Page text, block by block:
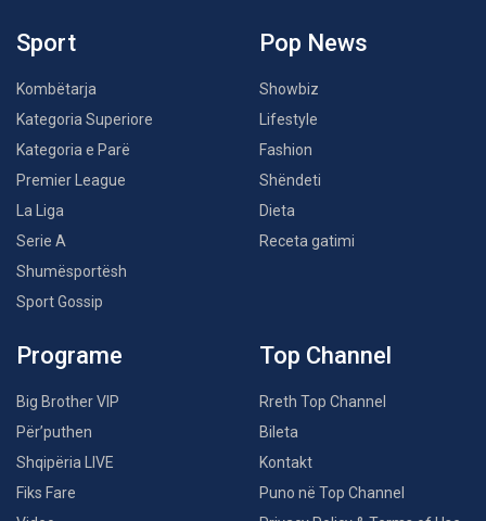
Sport
Kombëtarja
Kategoria Superiore
Kategoria e Parë
Premier League
La Liga
Serie A
Shumësportësh
Sport Gossip
Pop News
Showbiz
Lifestyle
Fashion
Shëndeti
Dieta
Receta gatimi
Programe
Big Brother VIP
Për’puthen
Shqipëria LIVE
Fiks Fare
Top Channel
Rreth Top Channel
Bileta
Kontakt
Puno në Top Channel